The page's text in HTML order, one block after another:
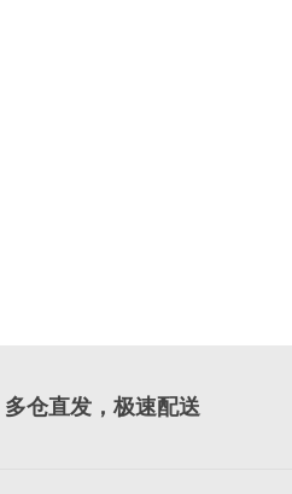
多仓直发，极速配送